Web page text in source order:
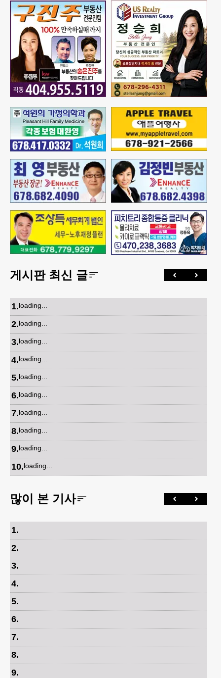
게시판 최신 글
1.loading...
2.loading...
3.loading...
4.loading...
5.loading...
6.loading...
7.loading...
8.loading...
9.loading...
10.loading...
많이 본 기사
1.
2.
3.
4.
5.
6.
7.
8.
9.